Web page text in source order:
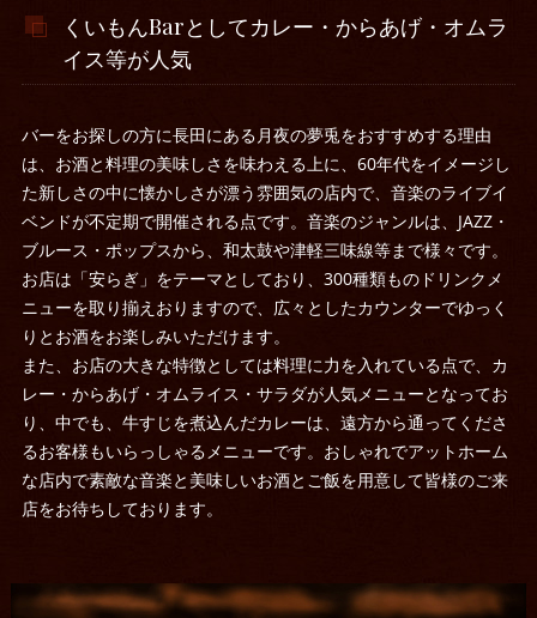
くいもんBarとしてカレー・からあげ・オムラ
イス等が人気
バーをお探しの方に長田にある月夜の夢兎をおすすめする理由
は、お酒と料理の美味しさを味わえる上に、60年代をイメージし
た新しさの中に懐かしさが漂う雰囲気の店内で、音楽のライブイ
ベンドが不定期で開催される点です。音楽のジャンルは、JAZZ・
ブルース・ポップスから、和太鼓や津軽三味線等まで様々です。
お店は「安らぎ」をテーマとしており、300種類ものドリンクメ
ニューを取り揃えおりますので、広々としたカウンターでゆっく
りとお酒をお楽しみいただけます。
また、お店の大きな特徴としては料理に力を入れている点で、カ
レー・からあげ・オムライス・サラダが人気メニューとなってお
り、中でも、牛すじを煮込んだカレーは、遠方から通ってくださ
るお客様もいらっしゃるメニューです。おしゃれでアットホーム
な店内で素敵な音楽と美味しいお酒とご飯を用意して皆様のご来
店をお待ちしております。